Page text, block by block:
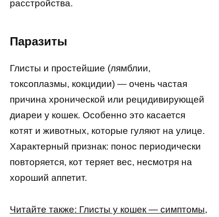
расстройства.
Паразиты
Глисты и простейшие (лямблии,
токсоплазмы, кокцидии) — очень частая
причина хронической или рецидивирующей
диареи у кошек. Особенно это касается
котят и животных, которые гуляют на улице.
Характерный признак: понос периодически
повторяется, кот теряет вес, несмотря на
хороший аппетит.
Читайте также: Глисты у кошек — симптомы,